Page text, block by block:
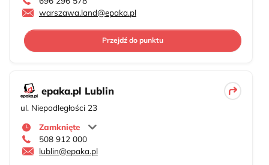
warszawa.land@epaka.pl
Przejdź do punktu
epaka.pl Lublin
ul. Niepodległości 23
Zamknięte
508 912 000
lublin@epaka.pl